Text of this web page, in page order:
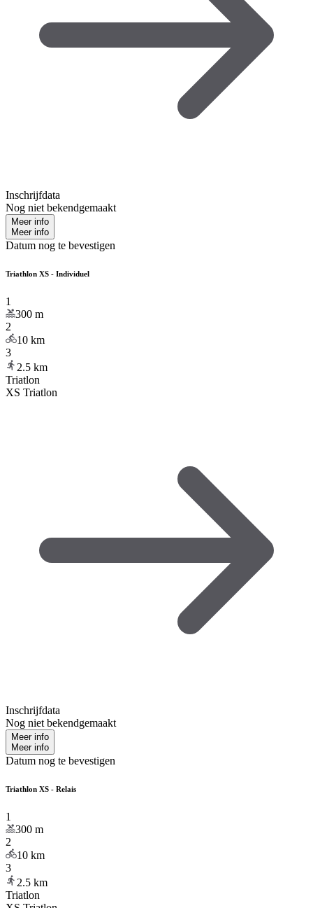
Inschrijfdata
Nog niet bekendgemaakt
Meer info
Meer info
Datum nog te bevestigen
Triathlon XS - Individuel
1
300 m
2
10 km
3
2.5 km
Triatlon
XS Triatlon
Inschrijfdata
Nog niet bekendgemaakt
Meer info
Meer info
Datum nog te bevestigen
Triathlon XS - Relais
1
300 m
2
10 km
3
2.5 km
Triatlon